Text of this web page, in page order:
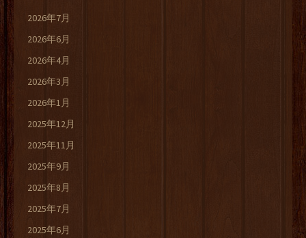
2026年7月
2026年6月
2026年4月
2026年3月
2026年1月
2025年12月
2025年11月
2025年9月
2025年8月
2025年7月
2025年6月